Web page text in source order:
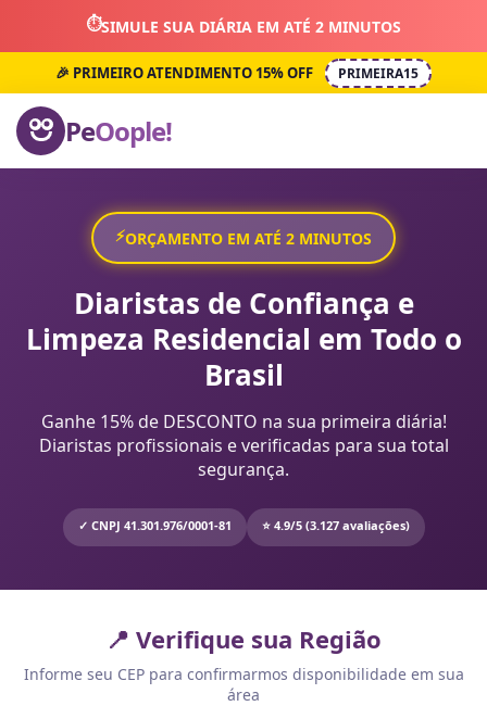
⏱️SIMULE SUA DIÁRIA EM ATÉ 2 MINUTOS
🎉 PRIMEIRO ATENDIMENTO 15% OFF PRIMEIRA15
PeOople!
⚡ORÇAMENTO EM ATÉ 2 MINUTOS
Diaristas de Confiança e
Limpeza Residencial em Todo o
Brasil
Ganhe 15% de DESCONTO na sua primeira diária!
Diaristas profissionais e verificadas para sua total
segurança.
✓ CNPJ 41.301.976/0001-81 ⭐ 4.9/5 (3.127 avaliações)
📍 Verifique sua Região
Informe seu CEP para confirmarmos disponibilidade em sua
área